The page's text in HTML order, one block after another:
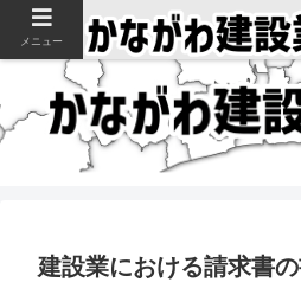
神奈川県の建設業許可申請・取得を
建設業における請求書
メニュー